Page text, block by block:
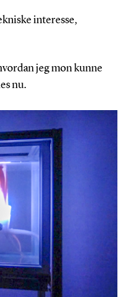
interesse,
jeg mon kunne
nu.